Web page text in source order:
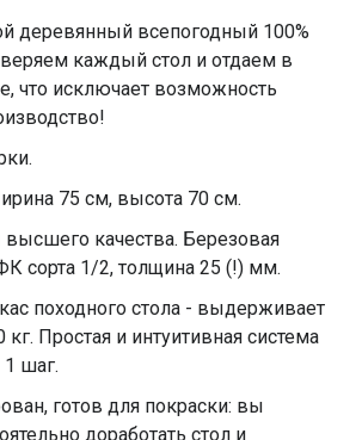
деревянный всепогодный 100%
каждый стол и отдаем в
что исключает возможность
75 см, высота 70 см.
качества. Березовая
сорта 1/2, толщина 25 (!) мм.
походного стола - выдерживает
кг. Простая и интуитивная система
шаг.
готов для покраски: вы
доработать стол и